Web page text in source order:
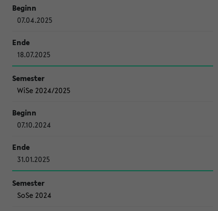
07.04.2025
18.07.2025
WiSe 2024/2025
07.10.2024
31.01.2025
SoSe 2024